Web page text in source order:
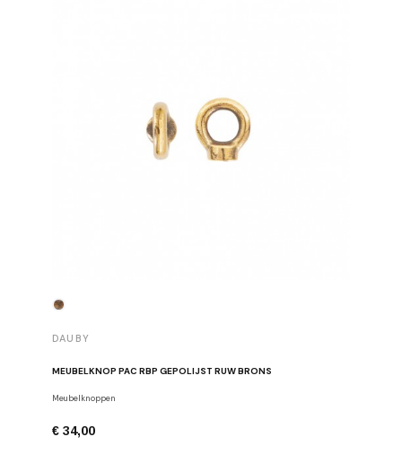
DAUBY
MEUBELKNOP PAC RBP GEPOLIJST RUW BRONS
Meubelknoppen
€ 34,00